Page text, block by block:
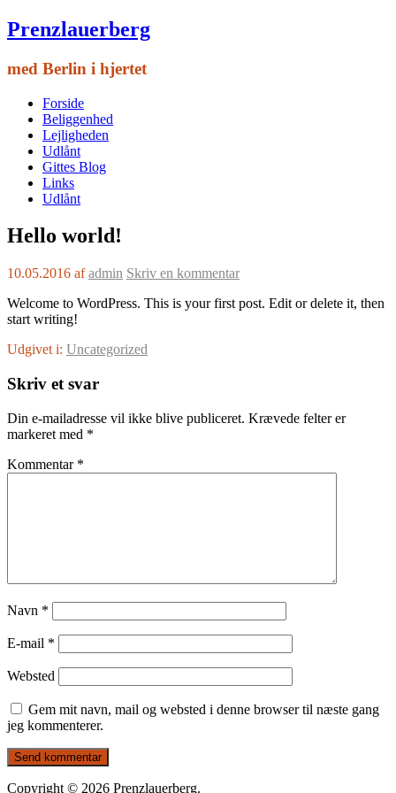
Prenzlauerberg
med Berlin i hjertet
Forside
Beliggenhed
Lejligheden
Udlånt
Gittes Blog
Links
Udlånt
Hello world!
10.05.2016 afadmin Skriv en kommentar
Welcome to WordPress. This is your first post. Edit or delete it, then
start writing!
Udgivet i: Uncategorized
Skriv et svar
Din e-mailadresse vil ikke blive publiceret. Krævede felter er
markeret med *
Kommentar *
Navn *
E-mail *
Websted
Gem mit navn, mail og websted i denne browser til næste gang
jeg kommenterer.
Copyright © 2026 Prenzlauerberg.